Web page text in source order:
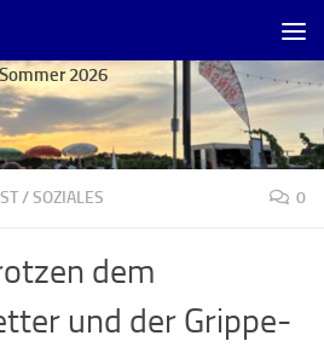
Sommer 2026
/SOZIALES 0
dem
und der Grippe-